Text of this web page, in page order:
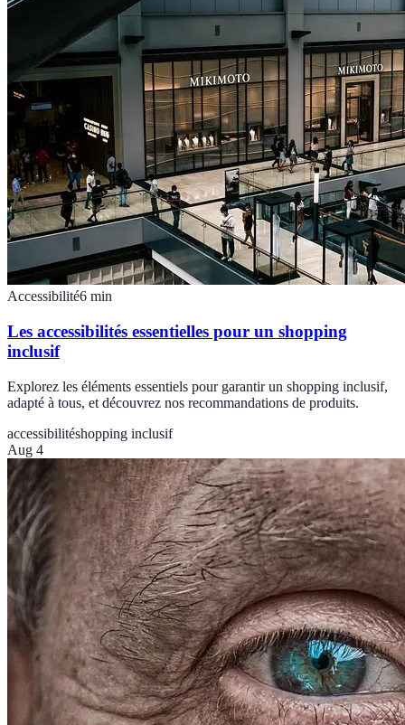
Accessibilité6 min
Les accessibilités essentielles pour un shopping
inclusif
Explorez les éléments essentiels pour garantir un shopping inclusif,
adapté à tous, et découvrez nos recommandations de produits.
accessibilitéshopping inclusif
Aug 4